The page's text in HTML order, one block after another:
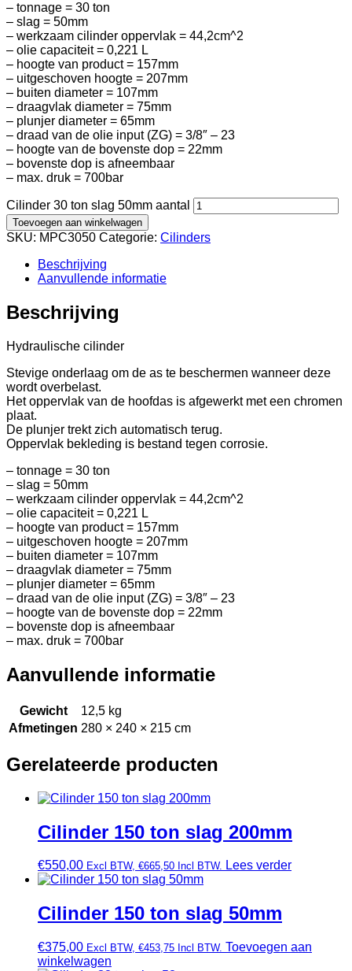
– tonnage = 30 ton
– slag = 50mm
– werkzaam cilinder oppervlak = 44,2cm^2
– olie capaciteit = 0,221 L
– hoogte van product = 157mm
– uitgeschoven hoogte = 207mm
– buiten diameter = 107mm
– draagvlak diameter = 75mm
– plunjer diameter = 65mm
– draad van de olie input (ZG) = 3/8″ – 23
– hoogte van de bovenste dop = 22mm
– bovenste dop is afneembaar
– max. druk = 700bar
Cilinder 30 ton slag 50mm aantal
Toevoegen aan winkelwagen
SKU: MPC3050 Categorie: Cilinders
Beschrijving
Aanvullende informatie
Beschrijving
Hydraulische cilinder
Stevige onderlaag om de as te beschermen wanneer deze
wordt overbelast.
Het oppervlak van de hoofdas is afgewerkt met een chromen
plaat.
De plunjer trekt zich automatisch terug.
Oppervlak bekleding is bestand tegen corrosie.
– tonnage = 30 ton
– slag = 50mm
– werkzaam cilinder oppervlak = 44,2cm^2
– olie capaciteit = 0,221 L
– hoogte van product = 157mm
– uitgeschoven hoogte = 207mm
– buiten diameter = 107mm
– draagvlak diameter = 75mm
– plunjer diameter = 65mm
– draad van de olie input (ZG) = 3/8″ – 23
– hoogte van de bovenste dop = 22mm
– bovenste dop is afneembaar
– max. druk = 700bar
Aanvullende informatie
Gewicht
12,5 kg
Afmetingen 280 × 240 × 215 cm
Gerelateerde producten
Cilinder 150 ton slag 200mm
€550,00 Excl BTW, €665,50 Incl BTW. Lees verder
Cilinder 150 ton slag 50mm
€375,00 Excl BTW, €453,75 Incl BTW. Toevoegen aan
winkelwagen